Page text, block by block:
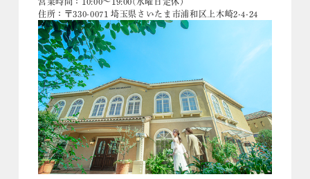
住所：〒330-0071 埼玉県さいたま市浦和区上木崎2-4-24